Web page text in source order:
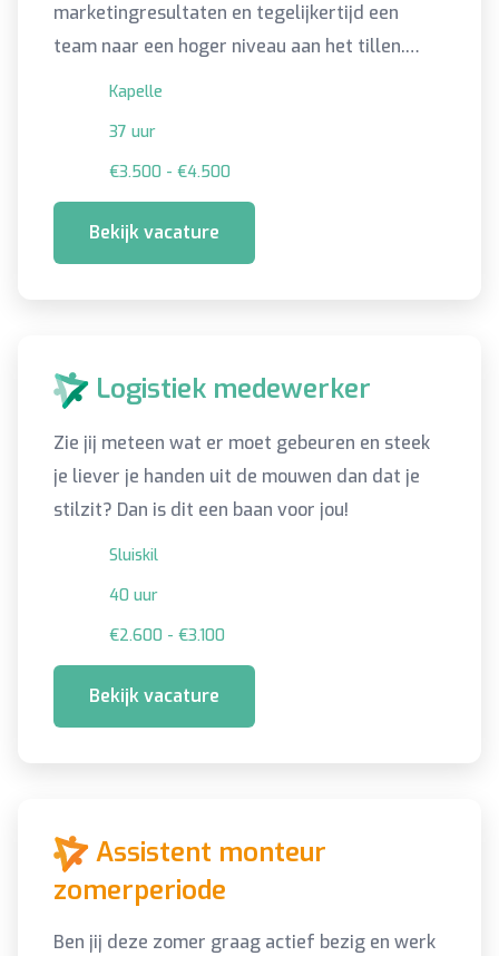
marketingresultaten en tegelijkertijd een
team naar een hoger niveau aan het tillen.
Klinkt als een leuke uitdaging toch?
Kapelle
37 uur
€3.500 - €4.500
Bekijk vacature
Logistiek medewerker
Zie jij meteen wat er moet gebeuren en steek
je liever je handen uit de mouwen dan dat je
stilzit? Dan is dit een baan voor jou!
Sluiskil
40 uur
€2.600 - €3.100
Bekijk vacature
Assistent monteur
zomerperiode
Ben jij deze zomer graag actief bezig en werk